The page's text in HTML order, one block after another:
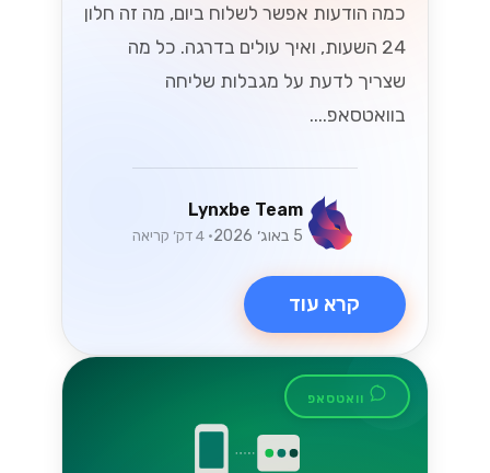
כמה הודעות אפשר לשלוח ביום, מה זה חלון
24 השעות, ואיך עולים בדרגה. כל מה
שצריך לדעת על מגבלות שליחה
בוואטסאפ....
Lynxbe Team
5 באוג׳ 2026 • 4 דק׳ קריאה
קרא עוד
וואטסאפ